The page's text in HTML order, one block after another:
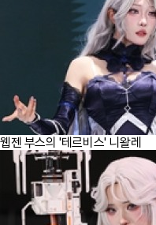
웹젠 부스의 '테르비스' 니왈레